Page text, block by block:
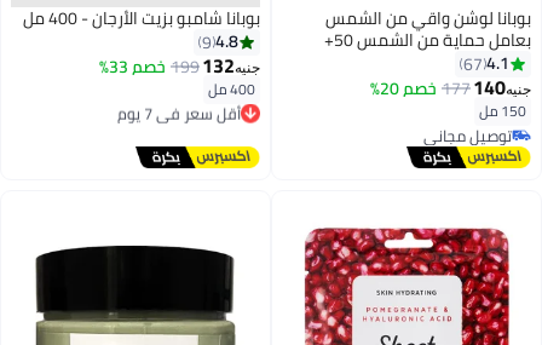
بوبانا لوشن واقي من الشمس
بعامل حماية من الشمس 50+
ومقاوم للماء - 150 مل
4.1
67
جنيه140
177 خصم 20%
150 مل
توصيل مجاني
توصيل مجاني
بوبانا شامبو بزيت الأرجان - 400 مل
4.8
9
جنيه132
199 خصم 33%
400 ملأقل سعر في 7 يوم
توصيل مجاني
أقل سعر في 7 يوم